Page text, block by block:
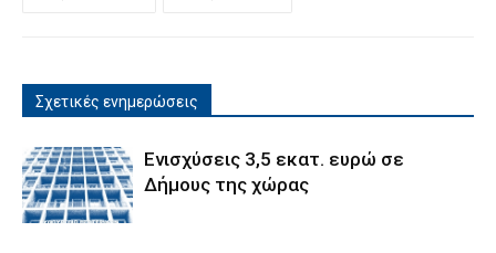
Σχετικές ενημερώσεις
Ενισχύσεις 3,5 εκατ. ευρώ σε
Δήμους της χώρας